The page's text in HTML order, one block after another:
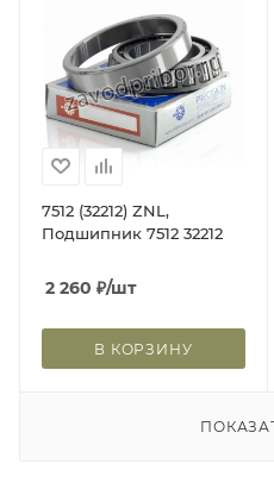
7512 (32212) ZNL,
Подшипник 7512 32212
2 260 ₽/шт
В КОРЗИНУ